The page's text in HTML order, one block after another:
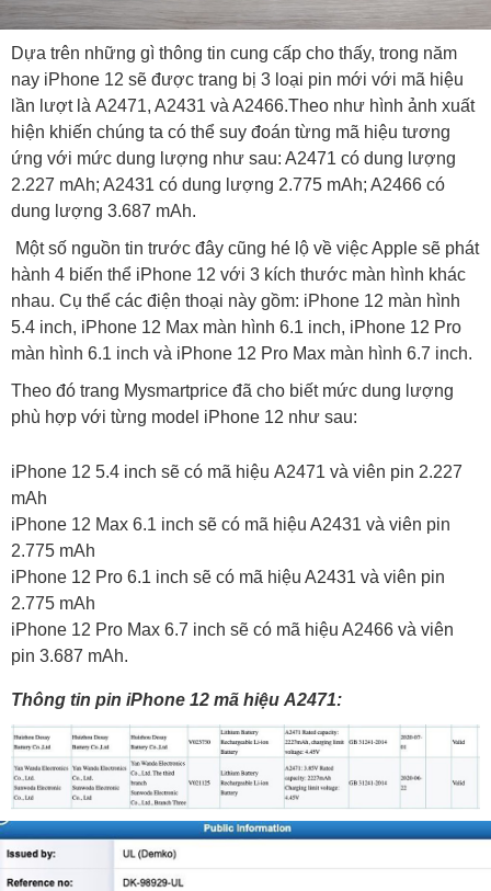
Dựa trên những gì thông tin cung cấp cho thấy, trong năm
nay iPhone 12 sẽ được trang bị 3 loại pin mới với mã hiệu
lần lượt là A2471, A2431 và A2466.Theo như hình ảnh xuất
hiện khiến chúng ta có thể suy đoán từng mã hiệu tương
ứng với mức dung lượng như sau: A2471 có dung lượng
2.227 mAh; A2431 có dung lượng 2.775 mAh; A2466 có
dung lượng 3.687 mAh.
Một số nguồn tin trước đây cũng hé lộ về việc Apple sẽ phát
hành 4 biến thể iPhone 12 với 3 kích thước màn hình khác
nhau. Cụ thể các điện thoại này gồm: iPhone 12 màn hình
5.4 inch, iPhone 12 Max màn hình 6.1 inch, iPhone 12 Pro
màn hình 6.1 inch và iPhone 12 Pro Max màn hình 6.7 inch.
Theo đó trang Mysmartprice đã cho biết mức dung lượng
phù hợp với từng model iPhone 12 như sau:
iPhone 12 5.4 inch sẽ có mã hiệu A2471 và viên pin 2.227
mAh
iPhone 12 Max 6.1 inch sẽ có mã hiệu A2431 và viên pin
2.775 mAh
iPhone 12 Pro 6.1 inch sẽ có mã hiệu A2431 và viên pin
2.775 mAh
iPhone 12 Pro Max 6.7 inch sẽ có mã hiệu A2466 và viên
pin 3.687 mAh.
Thông tin pin iPhone 12 mã hiệu A2471: